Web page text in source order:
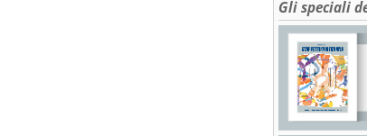
Gli speciali